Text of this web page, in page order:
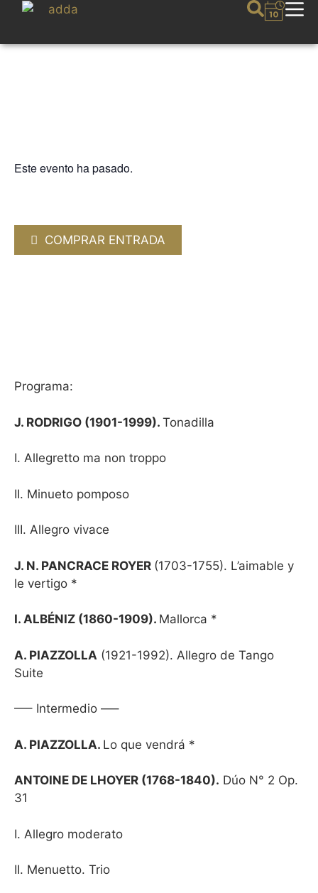
Este evento ha pasado.
COMPRAR ENTRADA
Programa:
J. RODRIGO (1901-1999). Tonadilla
I. Allegretto ma non troppo
II. Minueto pomposo
III. Allegro vivace
J. N. PANCRACE ROYER (1703-1755). L’aimable y
le vertigo *
I. ALBÉNIZ (1860-1909). Mallorca *
A. PIAZZOLLA (1921-1992). Allegro de Tango
Suite
—– Intermedio —–
A. PIAZZOLLA. Lo que vendrá *
ANTOINE DE LHOYER (1768-1840). Dúo N° 2 Op.
31
I. Allegro moderato
II. Menuetto. Trio